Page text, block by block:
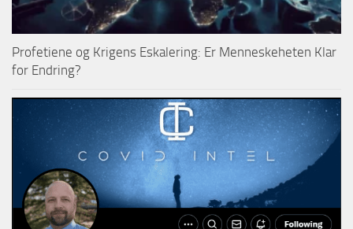
Profetiene og Krigens Eskalering: Er Menneskeheten Klar
for Endring?